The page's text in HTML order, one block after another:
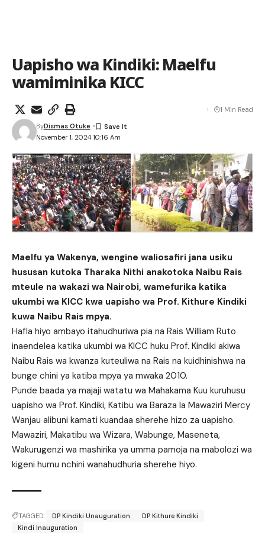
Uapisho wa Kindiki: Maelfu
wamiminika KICC
November 1, 2024 10:16 Am
ByDismas Otuke
1 Min Read
Maelfu ya Wakenya, wengine waliosafiri jana usiku
hususan kutoka Tharaka Nithi anakotoka Naibu Rais
mteule na wakazi wa Nairobi, wamefurika katika
ukumbi wa KICC kwa uapisho wa Prof. Kithure Kindiki
kuwa Naibu Rais mpya.
Hafla hiyo ambayo itahudhuriwa pia na Rais William Ruto
inaendelea katika ukumbi wa KICC huku Prof. Kindiki akiwa
Naibu Rais wa kwanza kuteuliwa na Rais na kuidhinishwa na
bunge chini ya katiba mpya ya mwaka 2010.
Punde baada ya majaji watatu wa Mahakama Kuu kuruhusu
uapisho wa Prof. Kindiki, Katibu wa Baraza la Mawaziri Mercy
Wanjau alibuni kamati kuandaa sherehe hizo za uapisho.
Mawaziri, Makatibu wa Wizara, Wabunge, Maseneta,
Wakurugenzi wa mashirika ya umma pamoja na mabolozi wa
kigeni humu nchini wanahudhuria sherehe hiyo.
TAGGED: DP Kindiki Unauguration
DP Kithure Kindiki
Kindi Inauguration